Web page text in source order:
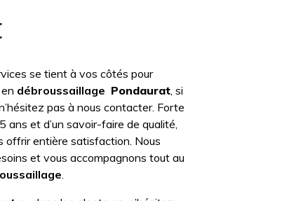
se tient à vos côtés pour
débroussaillage Pondaurat , si
n’hésitez pas à nous contacter. Forte
ans et d’un savoir-faire de qualité,
offrir entière satisfaction. Nous
et vous accompagnons tout au